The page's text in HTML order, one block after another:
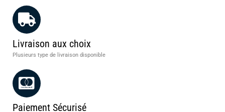
Livraison aux choix
Plusieurs type de livraison disponible
Paiement Sécurisé